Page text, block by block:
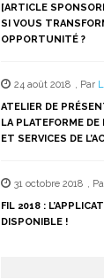
[ARTICLE
SI VOUS
OPPORTUNITÉ ?
24 août 2018 , Par
ATELIER DE
LA PLATEFORME
ET SERVICES DE
31 octobre 2018 ,
FIL 2018 :
DISPONIBLE !